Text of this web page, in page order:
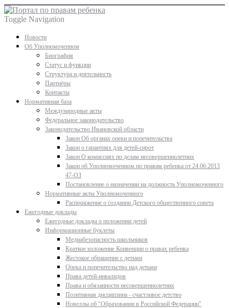
Toggle Navigation
Новости
Об Уполномоченном
Биография
Статус и функции
Структура и деятельность
Партнёры
Контакты
Нормативная база
Международные акты
Федеральное законодательство
Законодательство Ивановской области
Закон Об органах опеки и попечительства
Закон о гарантиях для детей-сирот
Закон О комиссиях по делам несовершеннолетних
Закон об Уполномоченном по правам ребенка от 24.06.2013
47-ОЗ
Постановление о назначении на должность Уполномоченного
Нормативные акты Уполномоченного
Распоряжение о создании Детского общественного совета
Ежегодные доклады
Ежегодные доклады о положении детей
Информационные буклеты
Медиабезопасность школьников
Краткое изложение Конвенции о правах ребенка
Жестокое обращение с детьми
Опека и попечительство над детьми
Права детей-инвалидов
Права и обязанности несовершеннолетних
Позитивная дисциплина - счастливое детство
Новеллы об "Образовании в Российской Федерации"